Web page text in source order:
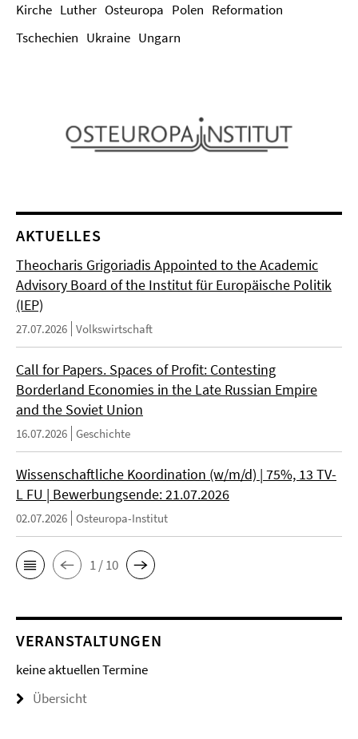
Kirche Luther Osteuropa Polen Reformation
Tschechien Ukraine Ungarn
AKTUELLES
Theocharis Grigoriadis Appointed to the Academic
Advisory Board of the Institut für Europäische Politik
(IEP)
27.07.2026 Volkswirtschaft
Call for Papers. Spaces of Profit: Contesting
Borderland Economies in the Late Russian Empire
and the Soviet Union
16.07.2026 Geschichte
Wissenschaftliche Koordination (w/m/d) | 75%, 13 TV-
L FU | Bewerbungsende: 21.07.2026
02.07.2026 Osteuropa-Institut
1 / 10
VERANSTALTUNGEN
keine aktuellen Termine
Übersicht